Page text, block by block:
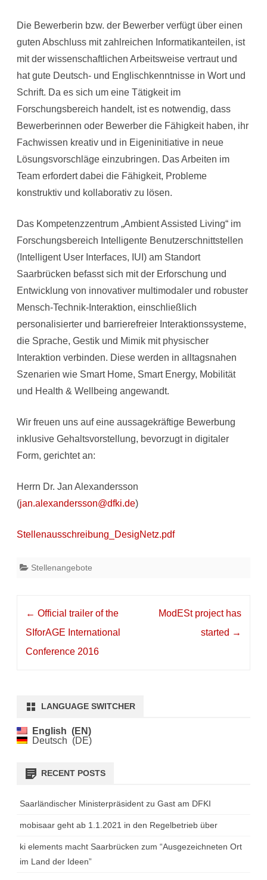
Die Bewerberin bzw. der Bewerber verfügt über einen
guten Abschluss mit zahlreichen Informatikanteilen, ist
mit der wissenschaftlichen Arbeitsweise vertraut und
hat gute Deutsch- und Englischkenntnisse in Wort und
Schrift. Da es sich um eine Tätigkeit im
Forschungsbereich handelt, ist es notwendig, dass
Bewerberinnen oder Bewerber die Fähigkeit haben, ihr
Fachwissen kreativ und in Eigeninitiative in neue
Lösungsvorschläge einzubringen. Das Arbeiten im
Team erfordert dabei die Fähigkeit, Probleme
konstruktiv und kollaborativ zu lösen.
Das Kompetenzzentrum „Ambient Assisted Living“ im
Forschungsbereich Intelligente Benutzerschnittstellen
(Intelligent User Interfaces, IUI) am Standort
Saarbrücken befasst sich mit der Erforschung und
Entwicklung von innovativer multimodaler und robuster
Mensch-Technik-Interaktion, einschließlich
personalisierter und barrierefreier Interaktionssysteme,
die Sprache, Gestik und Mimik mit physischer
Interaktion verbinden. Diese werden in alltagsnahen
Szenarien wie Smart Home, Smart Energy, Mobilität
und Health & Wellbeing angewandt.
Wir freuen uns auf eine aussagekräftige Bewerbung
inklusive Gehaltsvorstellung, bevorzugt in digitaler
Form, gerichtet an:
Herrn Dr. Jan Alexandersson
(jan.alexandersson@dfki.de)
Stellenausschreibung_DesigNetz.pdf
Stellenangebote
← Official trailer of the
SIforAGE International
Conference 2016
ModESt project has
started →
LANGUAGE SWITCHER
English
EN
Deutsch
DE
RECENT POSTS
Saarländischer Ministerpräsident zu Gast am DFKI
mobisaar geht ab 1.1.2021 in den Regelbetrieb über
ki elements macht Saarbrücken zum “Ausgezeichneten Ort
im Land der Ideen”